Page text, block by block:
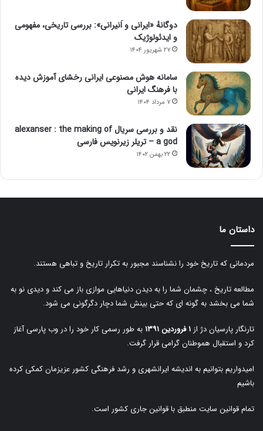
دوگانهٔ «ایرانی و اَنیرانی»: بررسی تاریخی، مفهومی
و ایدئولوژیک
۲۷ شهریور ۱۴۰۴
سامانه هوش مصنوعی ایرانی رخشای آموزش دیده
با فرهنگ ایرانی
۷ مرداد ۱۴۰۴
نقد و بررسی سریال alexanser : the making of
a god – تریلر زیرنویس فارسی
۲۲ بهمن ۱۴۰۲
داستان ما
مردمانی که تاریخ خود را نشناسند مجبور به تکرار تاریخ و تباهی هستند.
مطالعه تاریخ ، چشمان شما را به دیدن دنیاهایی موازی باز می کند و دیدی نو به
شما می بخشد به گونه ای که حتی بینش شما دچار دگرگونی می شود.
تارنگار پارسیان دژ از ۱ فروردین ۱۳۹۱
به طور رسمی کار خود را در وب پارسی آغاز
کرد و استقبال هموطنان گرامی قرار گرفت.
امیدواریم بتوانیم به اندیشه ایرانشهری و رشد فرهنگی کشور عزیزمان کمکی کرده
باشیم
تمام قوانین سایت منطبق با قوانین جاری کشور است.